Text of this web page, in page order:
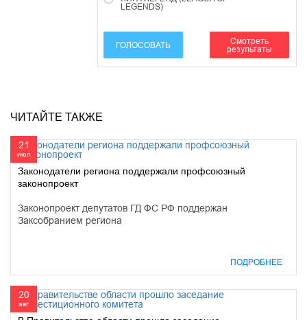
LEGENDS)
ГОЛОСОВАТЬ
Смотреть
результаты
ЧИТАЙТЕ ТАКЖЕ
21
июл
Законодатели региона поддержали профсоюзный
законопроект
Законопроект депутатов ГД ФС РФ поддержан
Заксобранием региона
ПОДРОБНЕЕ
20
авг